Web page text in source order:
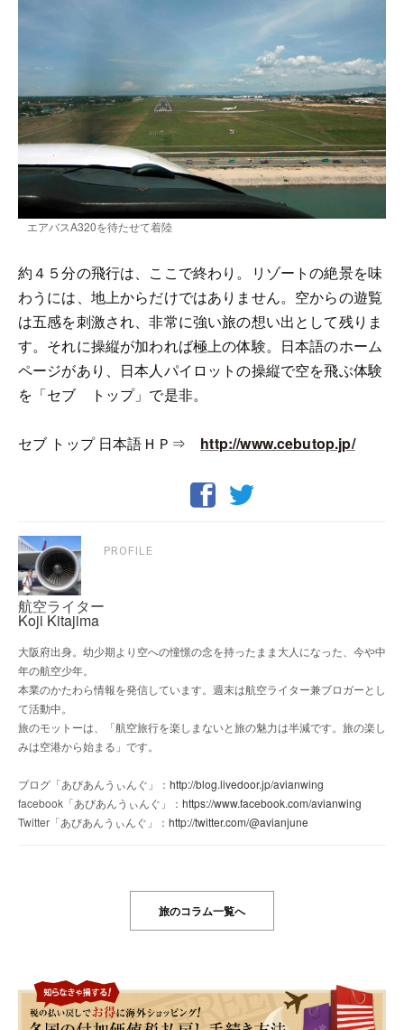
エアバスA320を待たせて着陸
約４５分の飛行は、ここで終わり。リゾートの絶景を味
わうには、地上からだけではありません。空からの遊覧
は五感を刺激され、非常に強い旅の想い出として残りま
す。それに操縦が加われば極上の体験。日本語のホーム
ページがあり、日本人パイロットの操縦で空を飛ぶ体験
を「セブ トップ」で是非。
セブ トップ 日本語ＨＰ⇒ http://www.cebutop.jp/
PROFILE
航空ライター
Koji Kitajima
大阪府出身。幼少期より空への憧憬の念を持ったまま大人になった、今や中
年の航空少年。
本業のかたわら情報を発信しています。週末は航空ライター兼ブロガーとし
て活動中。
旅のモットーは、「航空旅行を楽しまないと旅の魅力は半減です。旅の楽し
みは空港から始まる」です。
ブログ「あびあんうぃんぐ」： http://blog.livedoor.jp/avianwing
facebook「あびあんうぃんぐ」： https://www.facebook.com/avianwing
Twitter「あびあんうぃんぐ」： http://twitter.com/@avianjune
旅のコラム一覧へ